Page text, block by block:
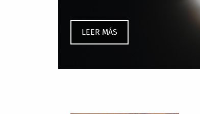
LEER MÁS